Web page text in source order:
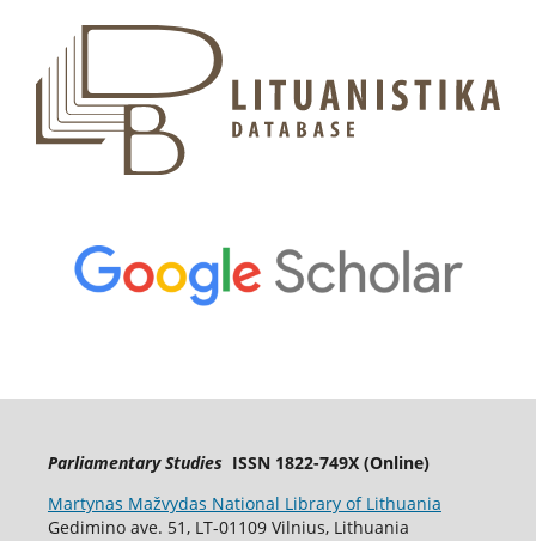
Parliamentary Studies ISSN 1822-749X (Online)
Martynas Mažvydas National Library of Lithuania
Gedimino ave. 51, LT-01109 Vilnius, Lithuania